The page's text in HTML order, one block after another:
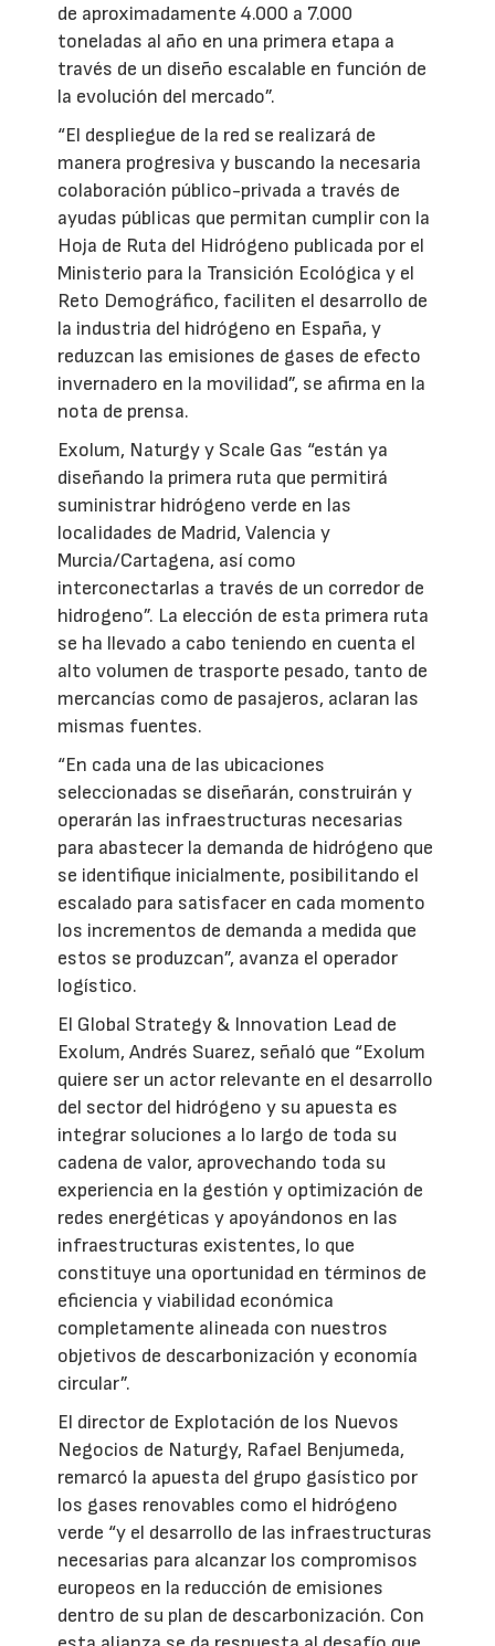
de aproximadamente 4.000 a 7.000
toneladas al año en una primera etapa a
través de un diseño escalable en función de
la evolución del mercado”.
“El despliegue de la red se realizará de
manera progresiva y buscando la necesaria
colaboración público-privada a través de
ayudas públicas que permitan cumplir con la
Hoja de Ruta del Hidrógeno publicada por el
Ministerio para la Transición Ecológica y el
Reto Demográfico, faciliten el desarrollo de
la industria del hidrógeno en España, y
reduzcan las emisiones de gases de efecto
invernadero en la movilidad”, se afirma en la
nota de prensa.
Exolum, Naturgy y Scale Gas “están ya
diseñando la primera ruta que permitirá
suministrar hidrógeno verde en las
localidades de Madrid, Valencia y
Murcia/Cartagena, así como
interconectarlas a través de un corredor de
hidrogeno”. La elección de esta primera ruta
se ha llevado a cabo teniendo en cuenta el
alto volumen de trasporte pesado, tanto de
mercancías como de pasajeros, aclaran las
mismas fuentes.
“En cada una de las ubicaciones
seleccionadas se diseñarán, construirán y
operarán las infraestructuras necesarias
para abastecer la demanda de hidrógeno que
se identifique inicialmente, posibilitando el
escalado para satisfacer en cada momento
los incrementos de demanda a medida que
estos se produzcan”, avanza el operador
logístico.
El Global Strategy & Innovation Lead de
Exolum, Andrés Suarez, señaló que “Exolum
quiere ser un actor relevante en el desarrollo
del sector del hidrógeno y su apuesta es
integrar soluciones a lo largo de toda su
cadena de valor, aprovechando toda su
experiencia en la gestión y optimización de
redes energéticas y apoyándonos en las
infraestructuras existentes, lo que
constituye una oportunidad en términos de
eficiencia y viabilidad económica
completamente alineada con nuestros
objetivos de descarbonización y economía
circular”.
El director de Explotación de los Nuevos
Negocios de Naturgy, Rafael Benjumeda,
remarcó la apuesta del grupo gasístico por
los gases renovables como el hidrógeno
verde “y el desarrollo de las infraestructuras
necesarias para alcanzar los compromisos
europeos en la reducción de emisiones
dentro de su plan de descarbonización. Con